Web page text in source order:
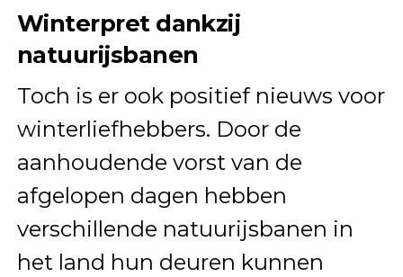
Winterpret dankzij
natuurijsbanen
Toch is er ook positief nieuws voor
winterliefhebbers. Door de
aanhoudende vorst van de
afgelopen dagen hebben
verschillende natuurijsbanen in
het land hun deuren kunnen